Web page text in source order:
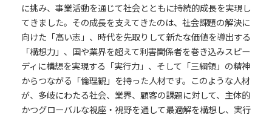
に挑み、事業活動を通じて社会とともに持続的成長を実現し
てきました。その成長を支えてきたのは、社会課題の解決に
向けた「高い志」、時代を先取りして新たな価値を導出する
「構想力」、国や業界を超えて利害関係者を巻き込みスピー
ディに構想を実現する「実行力」、そして「三綱領」の精神
からつながる「倫理観」を持った人材です。このような人材
が、多岐にわたる社会、業界、顧客の課題に対して、主体的
かつグローバルな視座・視野を通して最適解を構想し、実行